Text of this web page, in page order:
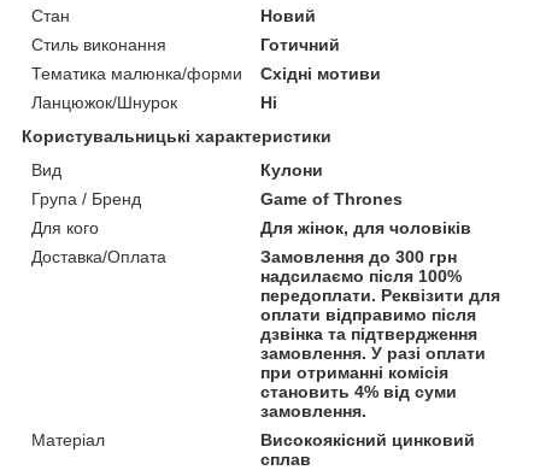
Стан
Новий
Стиль виконання
Готичний
Тематика малюнка/форми
Східні мотиви
Ланцюжок/Шнурок
Ні
Користувальницькі характеристики
Вид
Кулони
Група / Бренд
Game of Thrones
Для кого
Для жінок, для чоловіків
Доставка/Оплата
Замовлення до 300 грн
надсилаємо після 100%
передоплати. Реквізити для
оплати відправимо після
дзвінка та підтвердження
замовлення. У разі оплати
при отриманні комісія
становить 4% від суми
замовлення.
Матеріал
Високоякісний цинковий
сплав